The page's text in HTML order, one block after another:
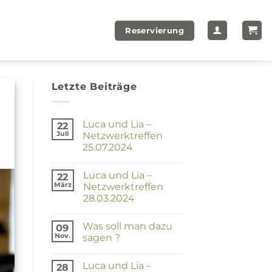
Reservierung
Letzte Beiträge
22
Juli
Luca und Lia –
Netzwerktreffen
25.07.2024
zu
Luca
und
Lia
25.07.2024
22
März
Luca und Lia –
Netzwerktreffen
28.03.2024
zu
und
Netzwerktreffen
09
Nov.
Was soll man dazu
sagen ?
zu
28
Luca und Lia –